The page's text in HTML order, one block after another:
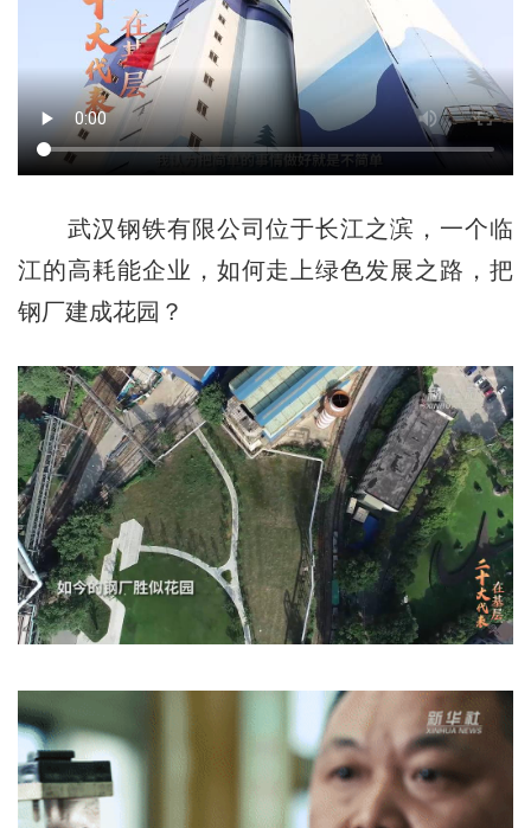
武汉钢铁有限公司位于长江之滨，一个临
江的高耗能企业，如何走上绿色发展之路，把
钢厂建成花园？